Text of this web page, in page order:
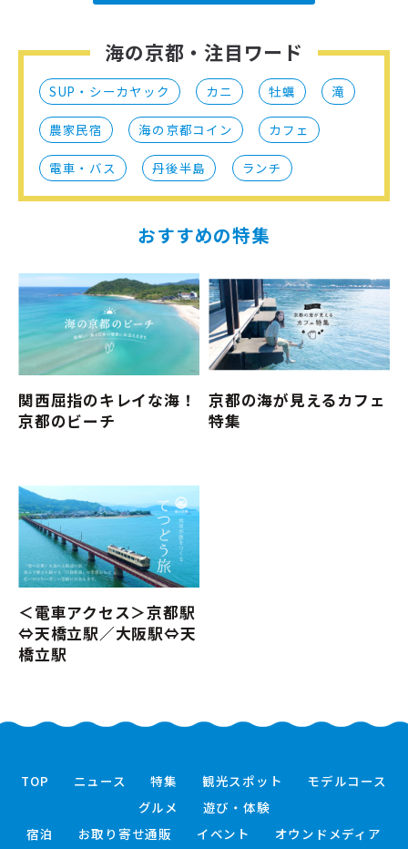
海の京都・注目ワード
SUP・シーカヤック カニ 牡蠣 滝
農家民宿 海の京都コイン カフェ
電車・バス 丹後半島 ランチ
おすすめの特集
関西屈指のキレイな海！
京都のビーチ
京都の海が見えるカフェ
特集
＜電車アクセス＞京都駅
⇔天橋立駅／大阪駅⇔天
橋立駅
TOP ニュース 特集 観光スポット
モデルコース
グルメ
遊び・体験
宿泊
お取り寄せ通販 イベント
オウンドメディア